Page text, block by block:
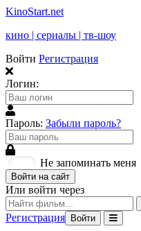
KinoStart.net
кино | сериалы | тв-шоу
Войти Регистрация
Логин:
Пароль: Забыли пароль?
Не запоминать меня
Войти на сайт
Или войти через
Регистрация Войти